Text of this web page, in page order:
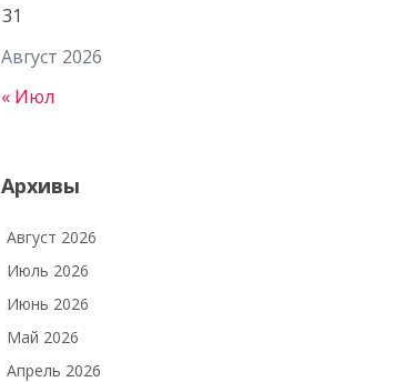
Август 2026
31
« Июл
Архивы
Август 2026
Июль 2026
Июнь 2026
Май 2026
Апрель 2026